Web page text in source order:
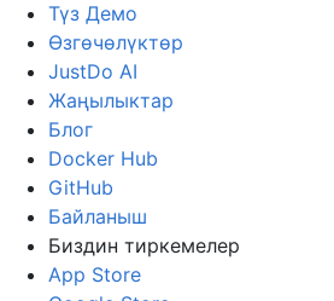
Түз Демо
Өзгөчөлүктөр
JustDo AI
Жаңылыктар
Блог
Docker Hub
GitHub
Байланыш
Биздин тиркемелер
App Store